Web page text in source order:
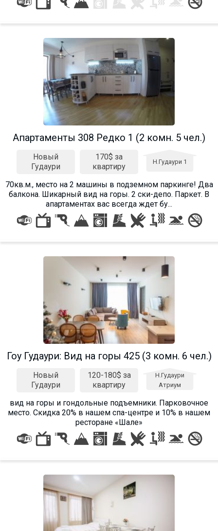
Апартаменты 308 Редко 1 (2 комн. 5 чел.)
Новый
Гудаури
170$ за
квартиру
Н.Гудаури 1
70кв.м., место на 2 машины в подземном паркинге! Два
балкона. Шикарный вид на горы. 2 ски-депо. Паркет. В
апартаментах вас всегда ждет бу...
Гоу Гудаури: Вид на горы 425 (3 комн. 6 чел.)
Новый
Гудаури
120-180$ за
квартиру
Н.Гудаури
Атриум
вид на горы и гондольные подъемники. Парковочное
место. Cкидка 20% в нашем спа-центре и 10% в нашем
ресторане «Шале»